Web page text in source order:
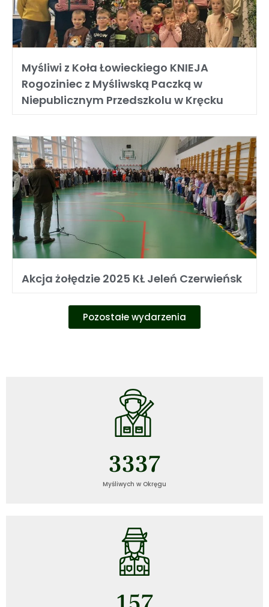
Myśliwi z Koła Łowieckiego KNIEJA
Rogoziniec z Myśliwską Paczką w
Niepublicznym Przedszkolu w Kręcku
Akcja żołędzie 2025 KŁ Jeleń Czerwieńsk
Pozostałe wydarzenia
Myśliwych w Okręgu
3337